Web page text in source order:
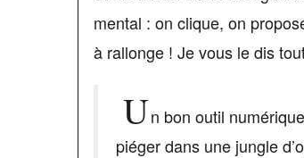
mental : on clique, on
à rallonge ! Je vous le dis
Un bon outil
piéger dans une jungle